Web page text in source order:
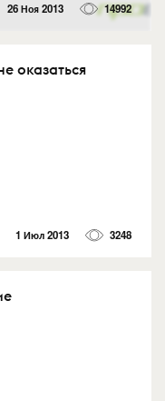
26 Ноя 2013 14992
оказаться
1 Июл 2013 3248